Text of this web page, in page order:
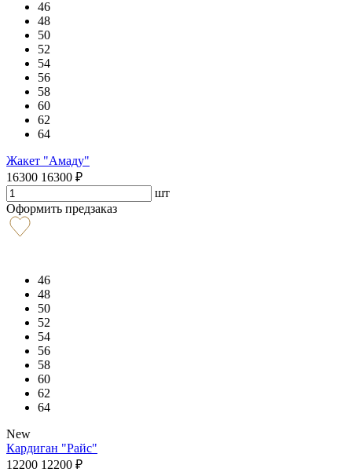
46
48
50
52
54
56
58
60
62
64
Жакет "Амаду"
16300 16300 ₽
шт
Оформить предзаказ
46
48
50
52
54
56
58
60
62
64
New
Кардиган "Райс"
12200 12200 ₽